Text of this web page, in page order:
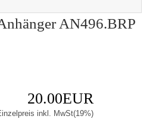
AN496.BRP
20.00EUR
inkl. MwSt(19%)